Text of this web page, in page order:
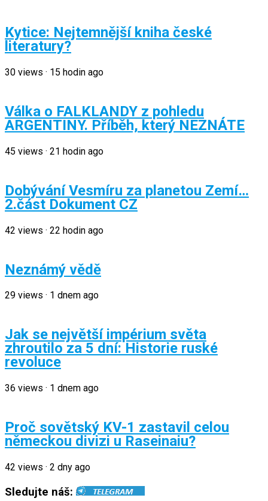
Kytice: Nejtemnější kniha české
literatury?
30 views · 15 hodin ago
Válka o FALKLANDY z pohledu
ARGENTINY. Příběh, který NEZNÁTE
45 views · 21 hodin ago
Dobývání Vesmíru za planetou Zemí…
2.část Dokument CZ
42 views · 22 hodin ago
Neznámý vědě
29 views · 1 dnem ago
Jak se největší impérium světa
zhroutilo za 5 dní: Historie ruské
revoluce
36 views · 1 dnem ago
Proč sovětský KV-1 zastavil celou
německou divizi u Raseinaiu?
42 views · 2 dny ago
Sledujte náš: